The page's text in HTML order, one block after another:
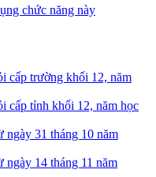
chức năng này
cấp trường khối 12, năm
cấp tỉnh khối 12, năm học
ngày 31 tháng 10 năm
ngày 14 tháng 11 năm